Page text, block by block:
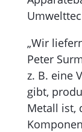
„Wir
Peter
z. B. eine
gibt,
Metall ist,